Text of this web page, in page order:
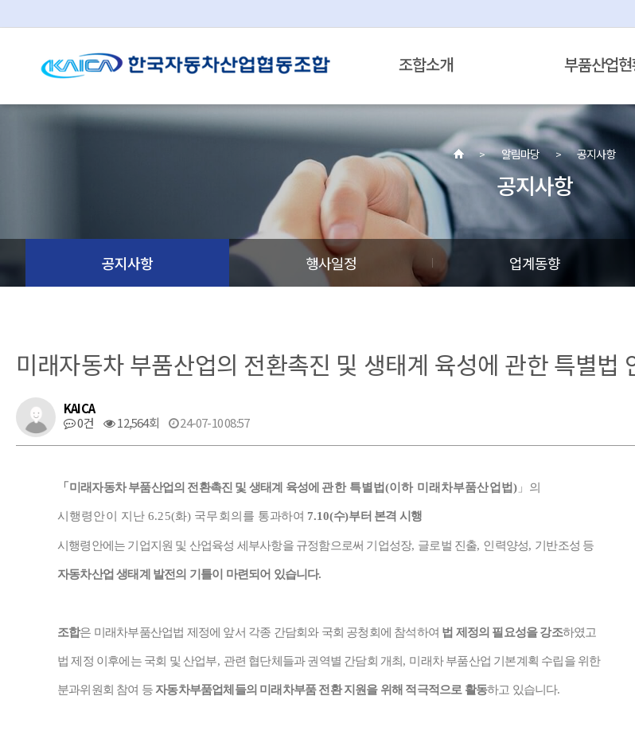
조합소개 부품산업
알림마당 공지사항
공지사항
공지사항 행사일정 업계동향
미래자동차 부품산업의 전환촉진 및 생태계 육성에 관한 특별법
KAICA
0건
12,564회 24-07-10 08:57
「 미래자동차 부품산업의 전환촉진 및 생태계 육성에 관한 특별법(이하 미래차부품산업법)」 의
시행령안이 지난6.25(화) 국무회의를 통과하여 7.10(수)부터 본격 시행
시행령안에는 기업지원 및 산업육성 세부사항을 규정함으로써 기업성장, 글로벌 진출, 인력양성, 기반조성 등
자동차산업 생태계 발전의 기틀이 마련되어 있습니다.
조합은 미래차부품산업법 제정에 앞서 각종 간담회와 국회 공청회에 참석하여 법 제정의 필요성을 강조하였고
법 제정 이후에는 국회 및 산업부, 관련 협단체들과 권역별 간담회 개최 , 미래차 부품산업 기본계획 수립을 위한
분과위원회 참여 등자동차부품업체들의 미래차부품 전환 지원을 위해 적극적으로 활동하고 있습니다.